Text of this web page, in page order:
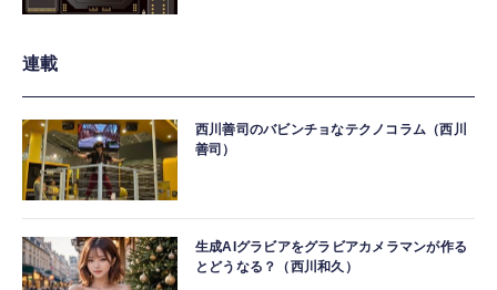
連載
西川善司のバビンチョなテクノコラム（西川
善司）
生成AIグラビアをグラビアカメラマンが作る
とどうなる？（西川和久）